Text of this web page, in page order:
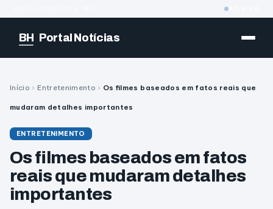
BH Portal Notícias
Início › Entretenimento › Os filmes baseados em fatos reais que
mudaram detalhes importantes
ENTRETENIMENTO
Os filmes baseados em fatos
reais que mudaram detalhes
importantes